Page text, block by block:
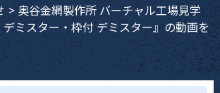
> 奥谷金網製作所 バーチャル工場見学
デミスター・枠付 デミスター』の動画を